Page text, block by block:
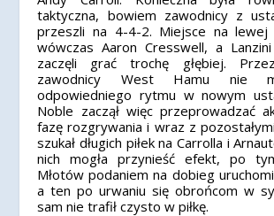
taktyczna, bowiem zawodnicy z
przeszli na 4-4-2. Miejsce na lewej
wówczas Aaron Cresswell, a
zaczęli grać trochę głębiej.
zawodnicy West Hamu nie
odpowiedniego rytmu w nowym
Noble zaczął więc przeprowadzać
fazę rozgrywania i wraz z
szukał długich piłek na Carrolla i
nich mogła przynieść efekt, po
Młotów podaniem na dobieg
a ten po urwaniu się obrońcom w
sam nie trafił czysto w piłkę.